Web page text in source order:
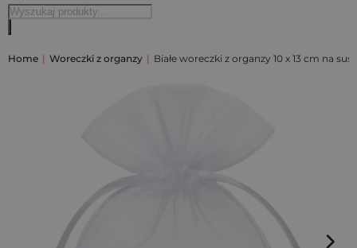
Home | Woreczki z organzy | Białe woreczki z organzy 10 x 13 cm na